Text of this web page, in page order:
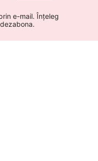
e-mail. Înțeleg